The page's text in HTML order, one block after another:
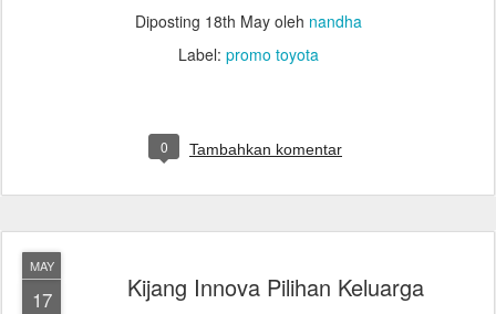
Diposting 18th Mayoleh nandha
Label: promo toyota
0 Tambahkan komentar
MAY
17 Kijang Innova Pilihan Keluarga